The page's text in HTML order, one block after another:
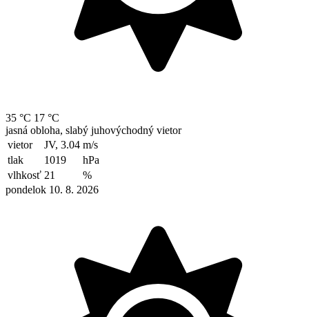
35 °C 17 °C
jasná obloha, slabý juhovýchodný vietor
vietor
JV, 3.04 m/s
tlak
1019
hPa
vlhkosť 21
%
pondelok 10. 8. 2026